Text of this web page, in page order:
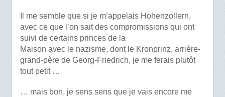
Il me semble que si je m’appelais Hohenzollern,
avec ce que l’on sait des compromissions qui ont
suivi de certains princes de la
Maison avec le nazisme, dont le Kronprinz, arrière-
grand-père de Georg-Friedrich, je me ferais plutôt
tout petit …
… mais bon, je sens sens que je vais encore me